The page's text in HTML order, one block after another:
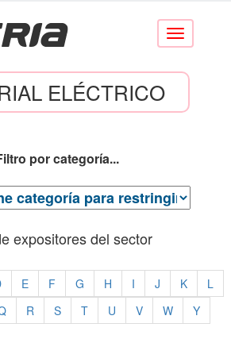
Conmutar
navegación
ELÉCTRICO
por categoría...
expositores del sector
E F G H I J K
L
R S T U V W
Y